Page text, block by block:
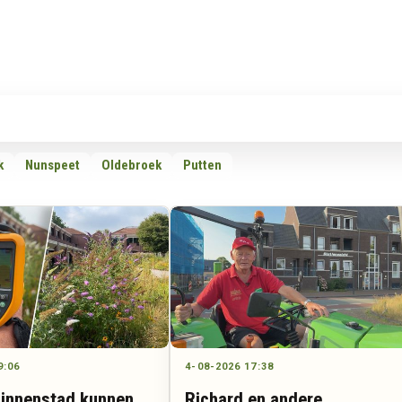
Nunspeet Oldebroek Putten
4-08-2026 17:38